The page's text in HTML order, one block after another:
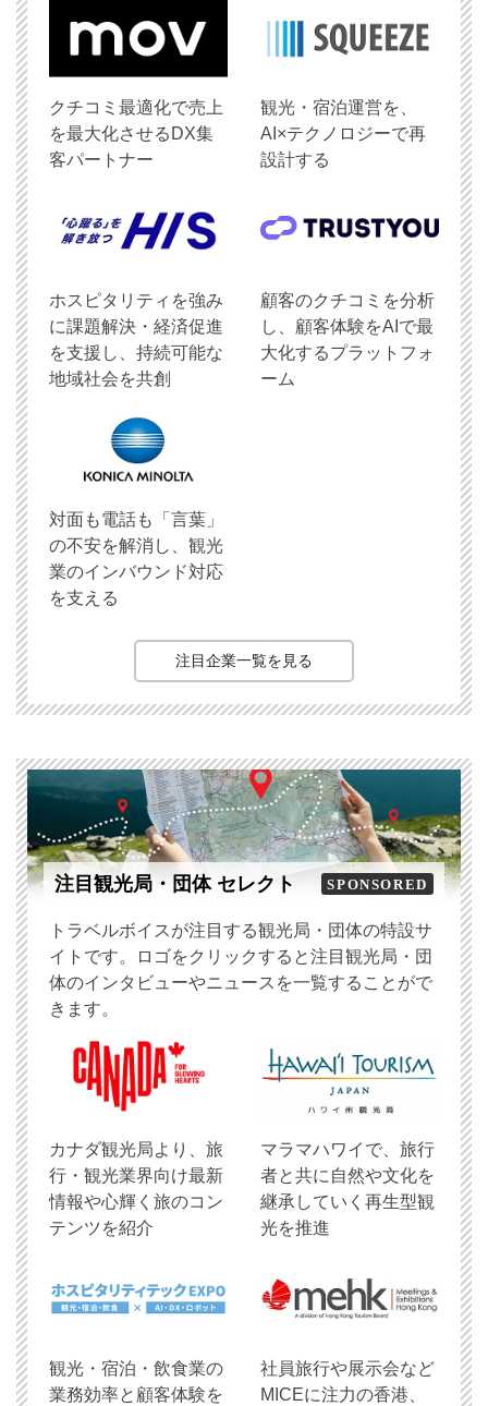
クチコミ最適化で売上
を最大化させるDX集
客パートナー
観光・宿泊運営を、
AI×テクノロジーで再
設計する
ホスピタリティを強み
に課題解決・経済促進
を支援し、持続可能な
地域社会を共創
顧客のクチコミを分析
し、顧客体験をAIで最
大化するプラットフォ
ーム
対面も電話も「言葉」
の不安を解消し、観光
業のインバウンド対応
を支える
注目企業一覧を見る
注目観光局・団体 セレクト SPONSORED
トラベルボイスが注目する観光局・団体の特設サ
イトです。ロゴをクリックすると注目観光局・団
体のインタビューやニュースを一覧することがで
きます。
​カナダ観光局より、旅
行・観光業界向け最新
情報や心輝く旅のコン
テンツを紹介
マラマハワイで、旅行
者と共に自然や文化を
継承していく再生型観
光を推進
観光・宿泊・飲食業の
業務効率と顧客体験を
社員旅行や展示会など
MICEに注力の香港、